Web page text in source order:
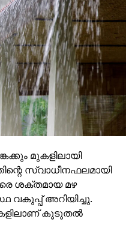
മുകളിലായി
സ്വാധീനഫലമായി
ശക്തമായ മഴ
വകുപ്പ് അറിയിച്ചു.
കൂടുതല്‍